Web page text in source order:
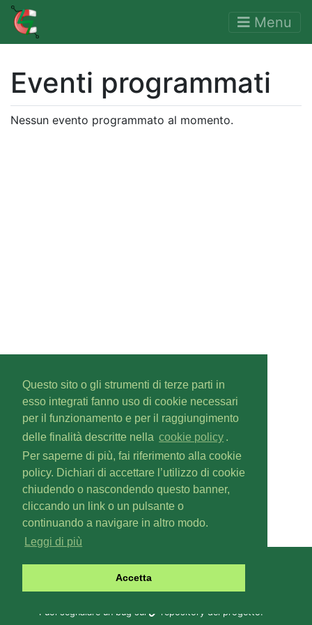
Questo sito o gli strumenti di terze parti in
esso integrati fanno uso di cookie necessari
per il funzionamento e per il raggiungimento
delle finalità descritte nella cookie policy .
Per saperne di più, fai riferimento alla cookie
policy. Dichiari di accettare l’utilizzo di cookie
chiudendo o nascondendo questo banner,
cliccando un link o un pulsante o
continuando a navigare in altro modo.
Leggi di più
Accetta
Menu
Eventi programmati
Nessun evento programmato al momento.
Gascalv1.6.0
Copyright © 2019-
Puoi segnalare un bug sul
repository del progetto.